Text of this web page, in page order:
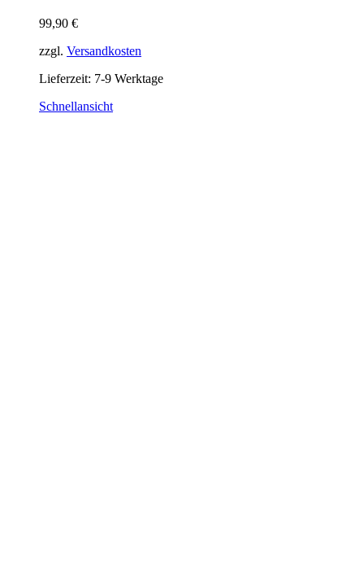
99,90 €
zzgl. Versandkosten
Lieferzeit: 7-9 Werktage
Schnellansicht